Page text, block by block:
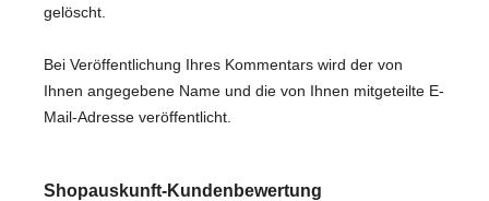
gelöscht.
Bei Veröffentlichung Ihres Kommentars wird der von
Ihnen angegebene Name und die von Ihnen mitgeteilte E-
Mail-Adresse veröffentlicht.
Shopauskunft-Kundenbewertung